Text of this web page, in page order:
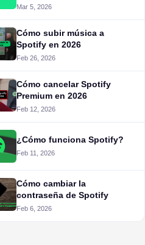
Mar 5, 2026
Cómo subir música a
Spotify en 2026
Feb 26, 2026
Cómo cancelar Spotify
Premium en 2026
Feb 12, 2026
¿Cómo funciona Spotify?
Feb 11, 2026
Cómo cambiar la
contraseña de Spotify
Feb 6, 2026